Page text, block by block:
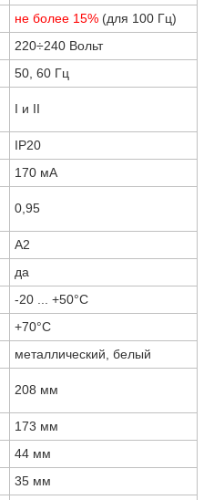
не более 15% (для 100 Гц)
220÷240 Вольт
50, 60 Гц
I и II
IP20
170 мА
0,95
A2
да
-20 ... +50°С
+70°С
металлический, белый
208 мм
173 мм
44 мм
35 мм